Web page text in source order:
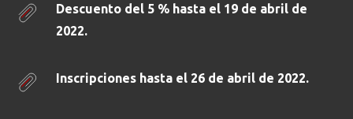
Descuento del 5 % hasta el 19 de abril de
2022.
Inscripciones hasta el 26 de abril de 2022.